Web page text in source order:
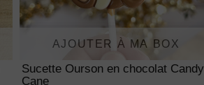
AJOUTER À MA BOX
Sucette Ourson en chocolat Candy
Cane